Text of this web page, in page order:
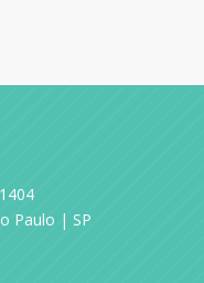
Paulo | SP